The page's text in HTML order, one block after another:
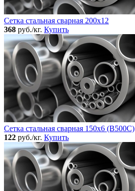
Сетка стальная сварная 200x12
368 руб./кг. Купить
Сетка стальная сварная 150x6 (В500С)
122 руб./кг. Купить